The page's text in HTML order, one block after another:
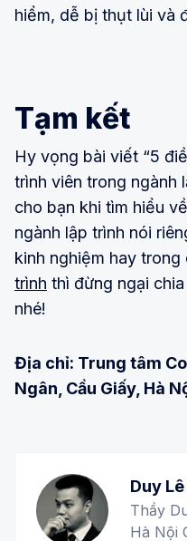
hiểm, dễ bị thụt lùi và
Tạm kết
Hy vọng bài viết “5
trình viên trong ngành
cho bạn khi tìm hiểu
ngành lập trình nói
kinh nghiệm hay trong
trình thì đừng ngại
nhé!
Địa chỉ: Trung tâm
Ngân, Cầu Giấy, Hà
Duy Lê
Thầy
Hà Nội